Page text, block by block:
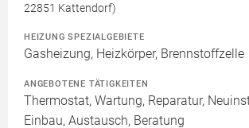
22851 Kattendorf)
HEIZUNG SPEZIALGEBIETE
Gasheizung, Heizkörper, Brennstoffzelle
ANGEBOTENE TÄTIGKEITEN
Thermostat, Wartung, Reparatur,
Einbau, Austausch, Beratung